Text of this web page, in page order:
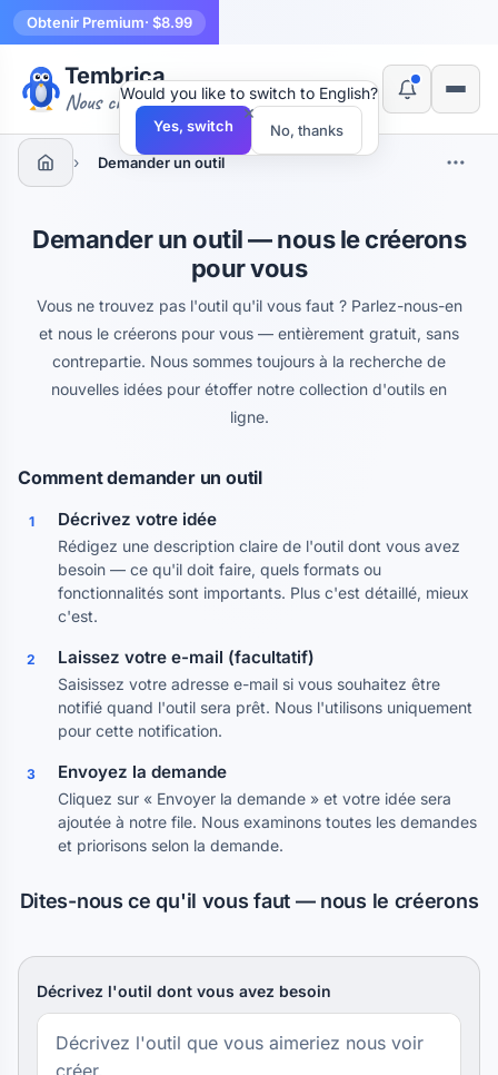
Obtenir Premium· $8.99
Tembrica
Nous créons des outils
› Demander un outil
Demander un outil — nous le créerons
pour vous
Vous ne trouvez pas l'outil qu'il vous faut ? Parlez-nous-en
et nous le créerons pour vous — entièrement gratuit, sans
contrepartie. Nous sommes toujours à la recherche de
nouvelles idées pour étoffer notre collection d'outils en
ligne.
Comment demander un outil
1 Décrivez votre idée
Rédigez une description claire de l'outil dont vous avez
besoin — ce qu'il doit faire, quels formats ou
fonctionnalités sont importants. Plus c'est détaillé, mieux
c'est.
2 Laissez votre e-mail (facultatif)
Saisissez votre adresse e-mail si vous souhaitez être
notifié quand l'outil sera prêt. Nous l'utilisons uniquement
pour cette notification.
3 Envoyez la demande
Cliquez sur « Envoyer la demande » et votre idée sera
ajoutée à notre file. Nous examinons toutes les demandes
et priorisons selon la demande.
Dites-nous ce qu'il vous faut — nous le créerons
Décrivez l'outil dont vous avez besoin
×
Would you like to switch to English?
Yes, switch No, thanks